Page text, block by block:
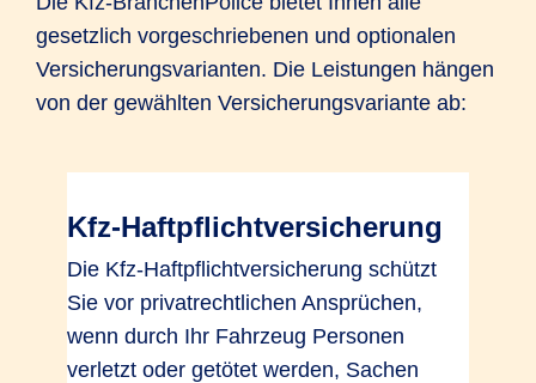
gesetzlich vorgeschriebenen und optionalen
Versicherungsvarianten. Die Leistungen hängen
von der gewählten Versicherungsvariante ab:
Kfz-Haftpflichtversicherung
Die Kfz-Haftpflichtversicherung schützt
Sie vor privatrechtlichen Ansprüchen,
wenn durch Ihr Fahrzeug Personen
verletzt oder getötet werden, Sachen